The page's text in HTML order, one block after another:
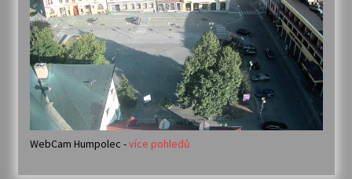
WebCam Humpolec -více pohledů